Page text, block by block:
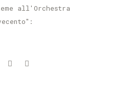
all'Orchestra